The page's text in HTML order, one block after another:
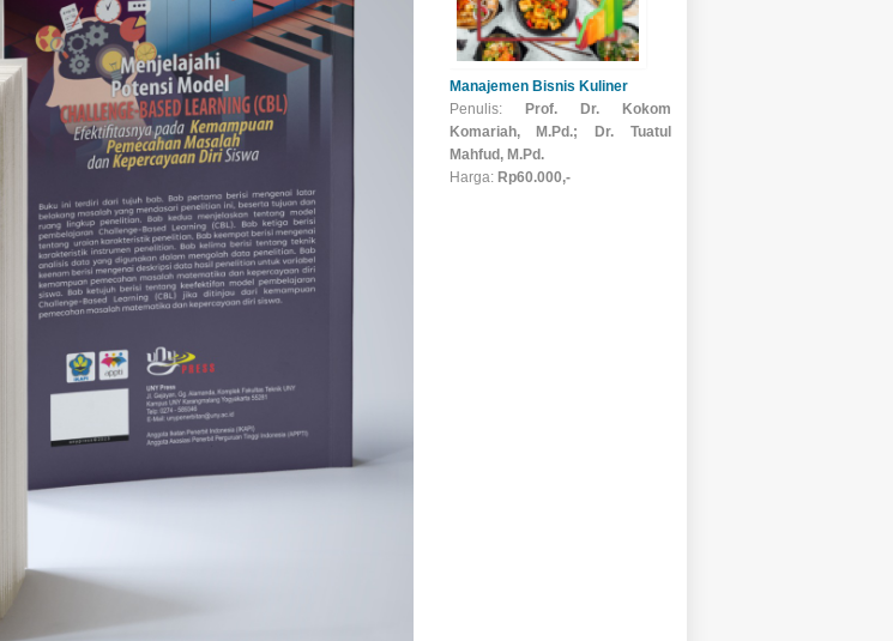
Manajemen Bisnis Kuliner
Penulis:
Prof. Dr. Kokom
Komariah, M.Pd.; Dr. Tuatul
Mahfud, M.Pd.
Harga: Rp60.000,-